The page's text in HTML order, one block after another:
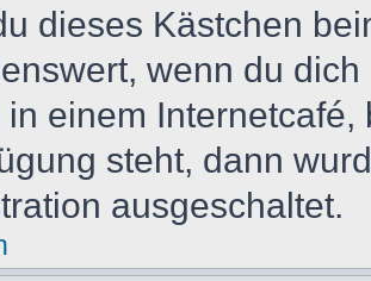
dieses Kästchen
wenn du
in einem
steht, dann
ausgeschaltet.